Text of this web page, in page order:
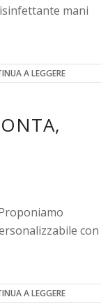
mani
A LEGGERE
con
A LEGGERE